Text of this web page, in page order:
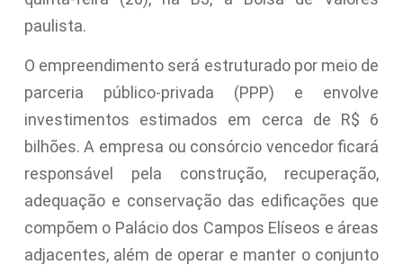
paulista.
O empreendimento será estruturado por meio de
parceria público-privada (PPP) e envolve
investimentos estimados em cerca de R$ 6
bilhões. A empresa ou consórcio vencedor ficará
responsável pela construção, recuperação,
adequação e conservação das edificações que
compõem o Palácio dos Campos Elíseos e áreas
adjacentes, além de operar e manter o conjunto